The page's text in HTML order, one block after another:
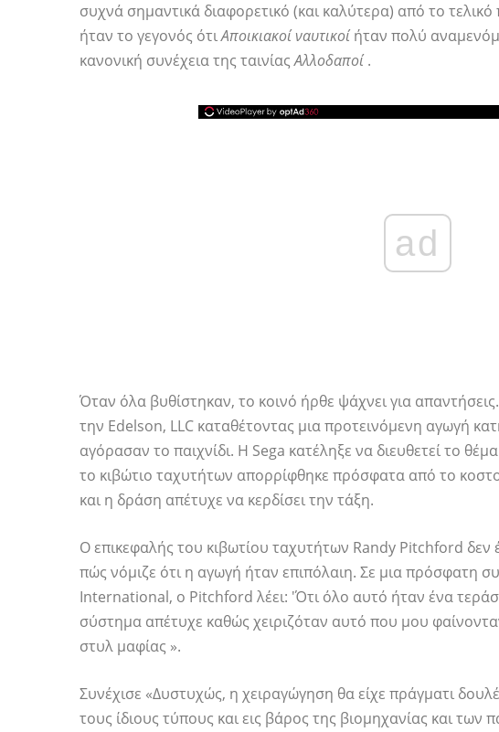
συχνά σημαντικά διαφορετικό (και καλύτερα) από το
ήταν το γεγονός ότιΑποικιακοί ναυτικοίήταν πολύ
κανονική συνέχεια της ταινίαςΑλλοδαποί.
ad
Όταν όλα βυθίστηκαν, το κοινό ήρθε ψάχνει για
την Edelson, LLC καταθέτοντας μια προτεινόμενη αγωγή
αγόρασαν το παιχνίδι. Η Sega κατέληξε να διευθετεί το
το κιβώτιο ταχυτήτων απορρίφθηκε πρόσφατα από το
και η δράση απέτυχε να κερδίσει την τάξη.
Ο επικεφαλής του κιβωτίου ταχυτήτων Randy Pitchford δεν
πώς νόμιζε ότι η αγωγή ήταν επιπόλαιη. Σε μια πρόσφατη
International, ο Pitchford λέει: 'Ότι όλο αυτό ήταν ένα
σύστημα απέτυχε καθώς χειριζόταν αυτό που μου
στυλ μαφίας ».
Συνέχισε «Δυστυχώς, η χειραγώγηση θα είχε πράγματι
τους ίδιους τύπους και εις βάρος της βιομηχανίας και των